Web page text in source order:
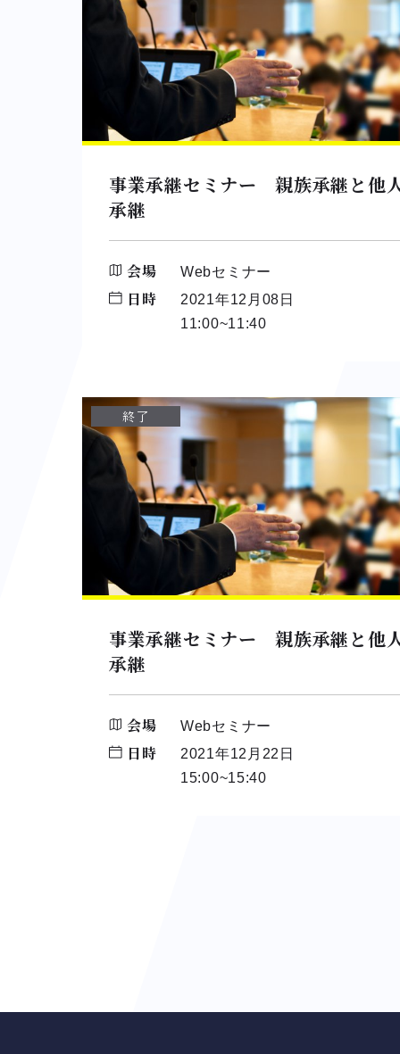
事業承継セミナー 親族承継と他
承継
会場 Webセミナー
日時
2021年12月08日
11:00~11:40
終了
事業承継セミナー 親族承継と他
承継
会場 Webセミナー
日時
2021年12月22日
15:00~15:40